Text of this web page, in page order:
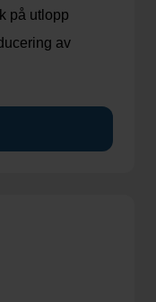
på utlopp
av